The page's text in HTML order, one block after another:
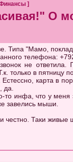
]
О
Типа "Мамо,
телефона:
не
только в
карта в
да.
то инфа, что у
завелись мыши.
Таки живые